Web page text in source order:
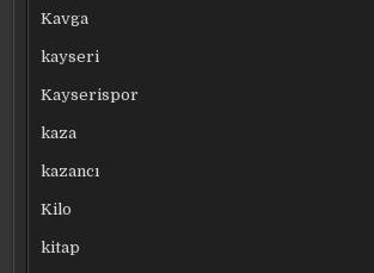
Kavga
kayseri
Kayserispor
kaza
kazancı
Kilo
kitap